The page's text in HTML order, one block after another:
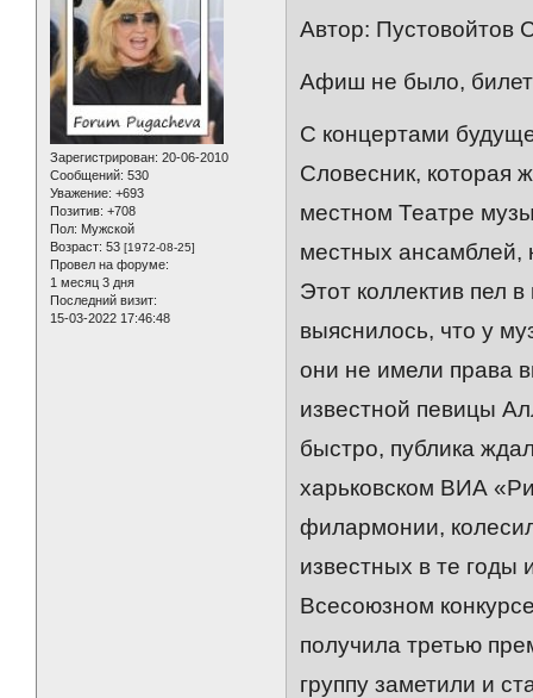
Зарегистрирован: 20-06-2010
Сообщений: 530
Уважение: +693
Позитив: +708
Пол: Мужской
Возраст: 53 [1972-08-25]
Провел на форуме:
1 месяц 3 дня
Последний визит:
15-03-2022 17:46:48
Автор: Пустовойтов
Афиш не было,
С концертами
Словесник, которая
местном Театре
местных ансамблей,
Этот коллектив пел
выяснилось, что у
они не имели права
известной певицы
быстро, публика
харьковском ВИА
филармонии,
известных в те годы
Всесоюзном
получила третью
группу заметили и